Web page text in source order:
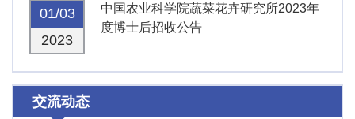
01/03
2023
中国农业科学院蔬菜花卉研究所2023年
度博士后招收公告
交流动态